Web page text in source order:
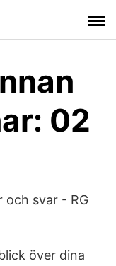
02
svar - RG
över dina